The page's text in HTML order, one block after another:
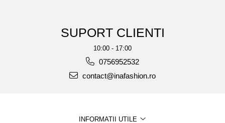
SUPORT CLIENTI
10:00 - 17:00
0756952532
contact@inafashion.ro
INFORMATII UTILE